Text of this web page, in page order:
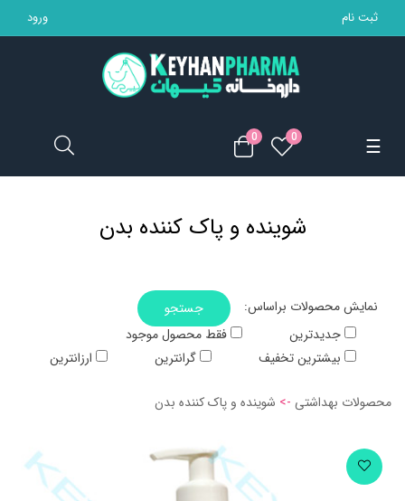
ورود ثبت نام
0
0 Toggle
☰
شوینده و پاک کننده بدن
:نمایش محصولات براساس
جستجو
محصولات بهداشتی -> شوینده و پاک کننده بدن
تجهیزات پزشکی
خانه